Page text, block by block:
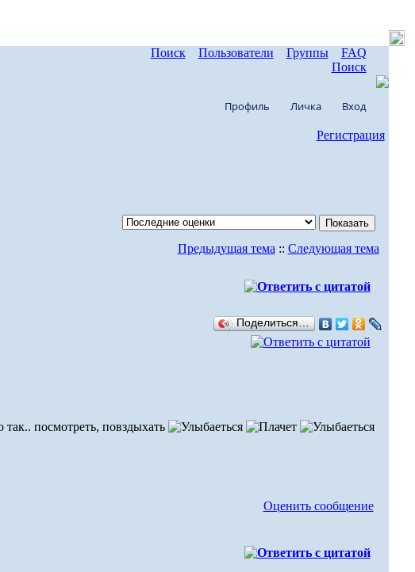
Поиск Пользователи Группы
FAQ
Поиск
Профиль Личка Вход
Регистрация
Предыдущая тема :: Следующая тема
Поделиться…
посмотреть, повздыхать
Оценить сообщение